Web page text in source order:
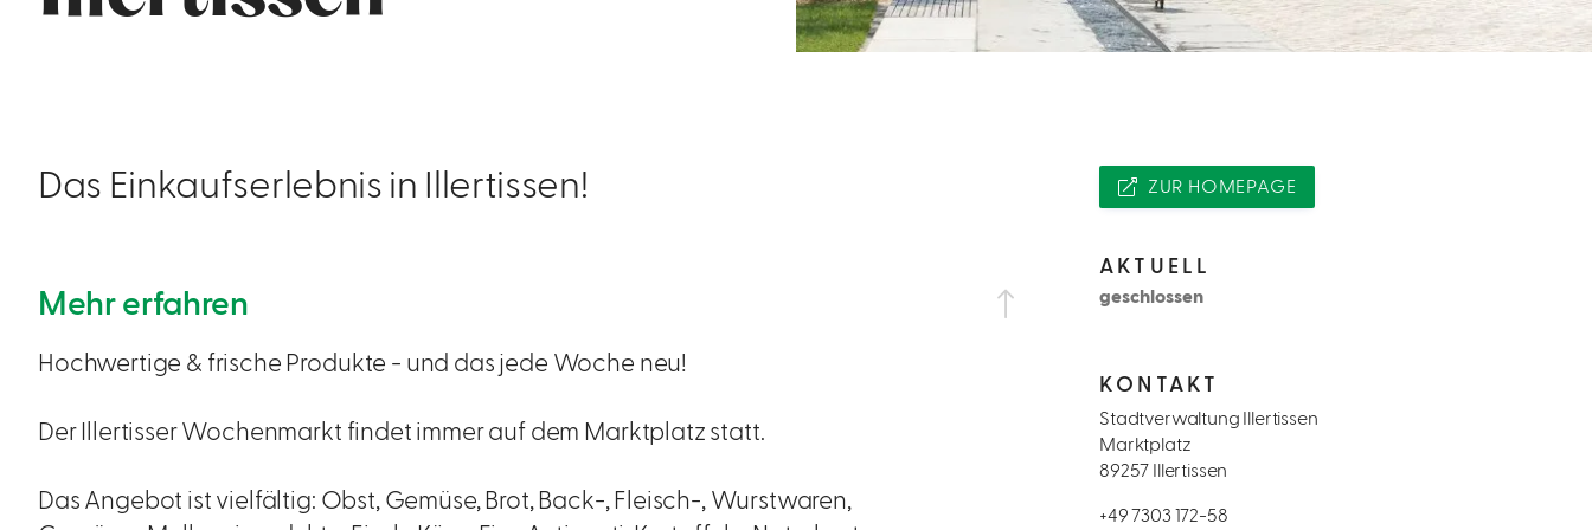
Das Einkaufserlebnis in Illertissen!
Mehr erfahren
Hochwertige & frische Produkte - und das jede Woche neu!
Der Illertisser Wochenmarkt findet immer auf dem Marktplatz statt.
Das Angebot ist vielfältig: Obst, Gemüse, Brot, Back-, Fleisch-, Wurstwaren,
ZUR HOMEPAGE
AKTUELL
geschlossen
KONTAKT
Stadtverwaltung Illertissen
Marktplatz
89257 Illertissen
+49 7303 172-58